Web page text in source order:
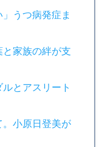
うつ病発症ま
と家族の絆が支
とアスリート
小原日登美が